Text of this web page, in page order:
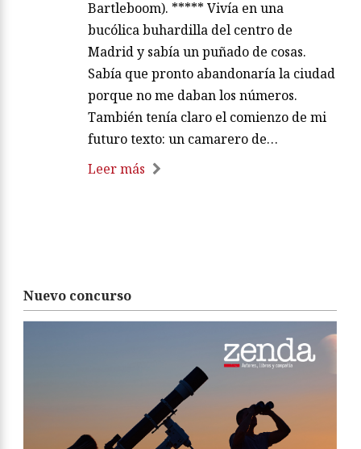
Bartleboom). ***** Vivía en una
bucólica buhardilla del centro de
Madrid y sabía un puñado de cosas.
Sabía que pronto abandonaría la ciudad
porque no me daban los números.
También tenía claro el comienzo de mi
futuro texto: un camarero de…
Leer más
Nuevo concurso